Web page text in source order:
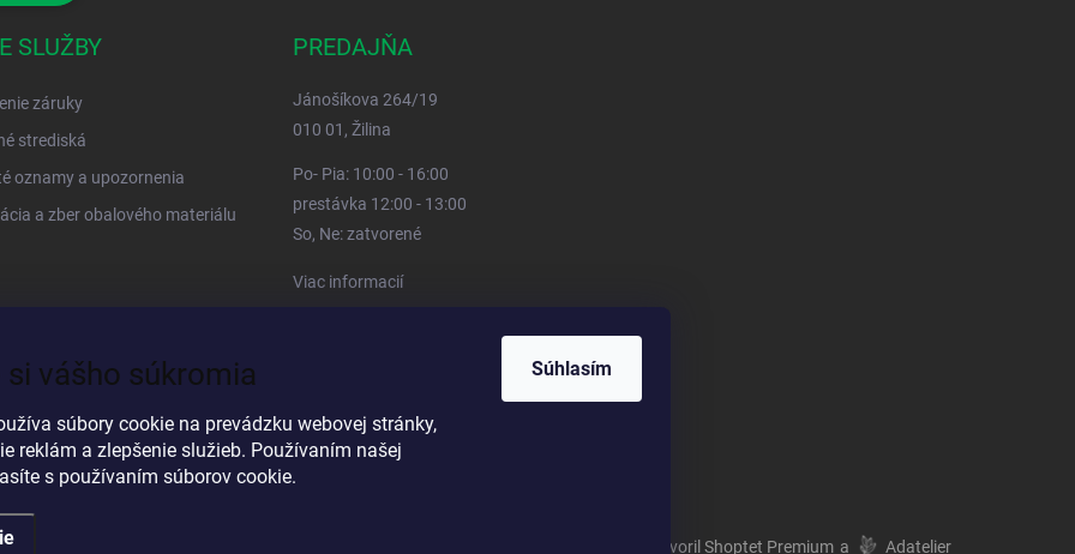
si vášho súkromia
súbory cookie na prevádzku webovej stránky,
reklám a zlepšenie služieb. Používaním našej
s používaním súborov cookie.
Súhlasím
SLUŽBY
záruky
strediská
oznamy a upozornenia
a zber obalového materiálu
PREDAJŇA
Jánošíkova 264/19
010 01, Žilina
Po- Pia: 10:00 - 16:00
prestávka 12:00 - 13:00
So, Ne: zatvorené
Viac informacií
Vytvoril Shoptet Premium a Adatelier